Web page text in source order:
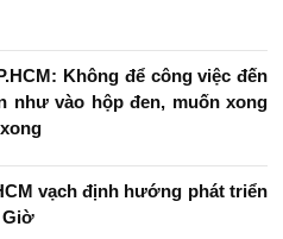
Không để công việc đến
như vào hộp đen, muốn xong
vạch định hướng phát triển
Giờ